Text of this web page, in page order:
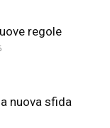
regole
nuova sfida